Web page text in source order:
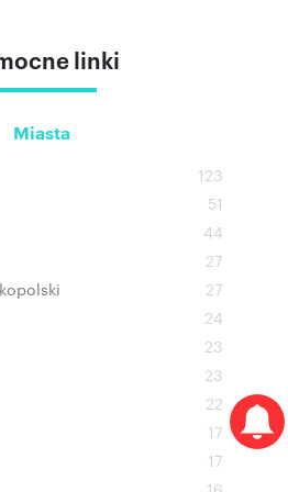
linki
Miasta
123
51
44
27
27
24
23
23
22
17
17